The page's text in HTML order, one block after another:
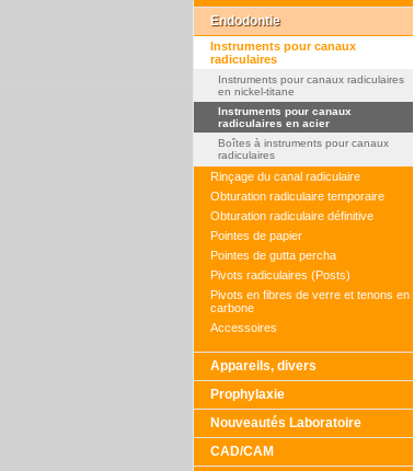
Endodontie
Instruments pour canaux
radiculaires
Instruments pour canaux radiculaires
en nickel-titane
Instruments pour canaux
radiculaires en acier
Boîtes à instruments pour canaux
radiculaires
Rinçage du canal radiculaire
Obturation radiculaire temporaire
Obturation radiculaire définitive
Pointes de papier
Pointes de gutta percha
Pivots radiculaires (Posts)
Pivots en fibres de verre et tenons en
carbone
Accessoires
Appareils, divers
Prophylaxie
Nouveautés Laboratoire
CAD/CAM